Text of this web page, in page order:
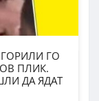
ГО
ПЛИК.
ДА ЯДАТ